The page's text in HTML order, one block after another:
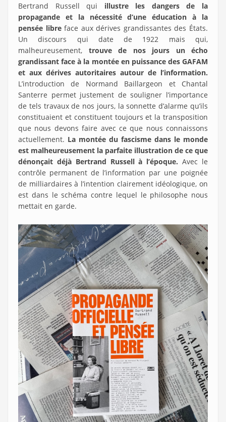
Bertrand Russell qui illustre les dangers de la
propagande et la nécessité d’une éducation à la
pensée libreface aux dérives grandissantes des États.
Un discours qui date de 1922 mais qui,
malheureusement, trouve de nos jours un écho
grandissant face à la montée en puissance des GAFAM
et aux dérives autoritaires autour de l’information.
L’introduction de Normand Baillargeon et Chantal
Santerre permet justement de souligner l’importance
de tels travaux de nos jours, la sonnette d’alarme qu’ils
constituaient et constituent toujours et la transposition
que nous devons faire avec ce que nous connaissons
actuellement. La montée du fascisme dans le monde
est malheureusement la parfaite illustration de ce que
dénonçait déjà Bertrand Russell à l’époque. Avec le
contrôle permanent de l’information par une poignée
de milliardaires à l’intention clairement idéologique, on
est dans le schéma contre lequel le philosophe nous
mettait en garde.